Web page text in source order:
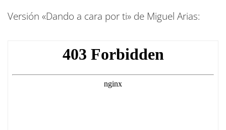
Versión «Dando a cara por ti» de Miguel Arias: